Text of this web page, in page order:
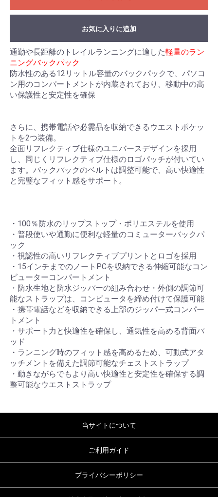
お気に入りに追加
通勤や長距離のトレイルランニングに適した軽量のラン
ニングバックパック
防水性のある12リットル容量のバックパックで、パソコ
ン用のコンパートメントが内蔵されており、移動中の高
い保護性と安定性を確保
さらに、携帯電話や必需品を収納できるウエストポケッ
トを2つ装備。
全面リフレクティブ仕様のユニバースデザインを採用
し、同じくリフレクティブ仕様のロゴパッチが付いてい
ます。バックパックのベルトは調整可能で、高い快適性
と完璧なフィット感をサポート。
・100％防水のリップストップ・ポリエステルを使用
・普段使いや通勤に便利な軽量のコミューターバックパ
ック
・視認性の高いリフレクティブプリントとロゴを採用
・15インチまでのノートPCを収納できる伸縮可能なコン
ピューターコンパートメント
・防水生地と防水ジッパーの組み合わせ・外側の調節可
能なストラップは、コンピュータを締め付けて保護可能
・携帯電話などを収納できる上部のジッパー式コンパー
トメント
・サポート力と快適性を確保し、通気性を高める背面パ
ッド
・ランニング時のフィット感を高めるため、可動式アタ
ッチメントを備えた調節可能なチェストストラップ
・動きながらでもより高い快適性と安定性を確保する調
整可能なウエストストラップ
当サイトについて
ご利用ガイド
プライバシーポリシー